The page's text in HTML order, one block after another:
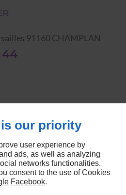
91160CHAMPLAN
44
nappes et serviettes de
table
barnums
our priority
user experience by
ads, as well as analyzing
networks functionalities.
consent to the use of Cookies
Facebook.